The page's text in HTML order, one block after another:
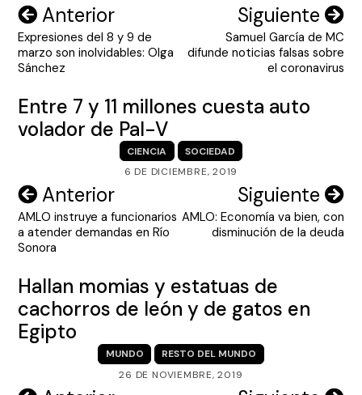
Navegación
de
entradas
Anterior
Expresiones del 8 y 9 de
marzo son inolvidables: Olga
Sánchez
Siguiente
Samuel García de MC
difunde noticias falsas sobre
el coronavirus
Entre 7 y 11 millones cuesta auto
volador de Pal-V
CIENCIA
SOCIEDAD
6 DE DICIEMBRE, 2019
Navegación
de
entradas
Anterior
AMLO instruye a funcionarios
a atender demandas en Río
Sonora
Siguiente
AMLO: Economía va bien, con
disminución de la deuda
Hallan momias y estatuas de
cachorros de león y de gatos en
Egipto
MUNDO
RESTO DEL MUNDO
26 DE NOVIEMBRE, 2019